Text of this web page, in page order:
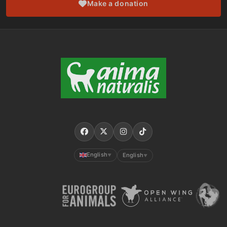
Make a donation
English ▼ English ▼